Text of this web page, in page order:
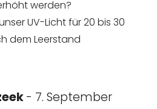
werden?
UV-Licht für 20 bis 30
dem Leerstand
- 7. September